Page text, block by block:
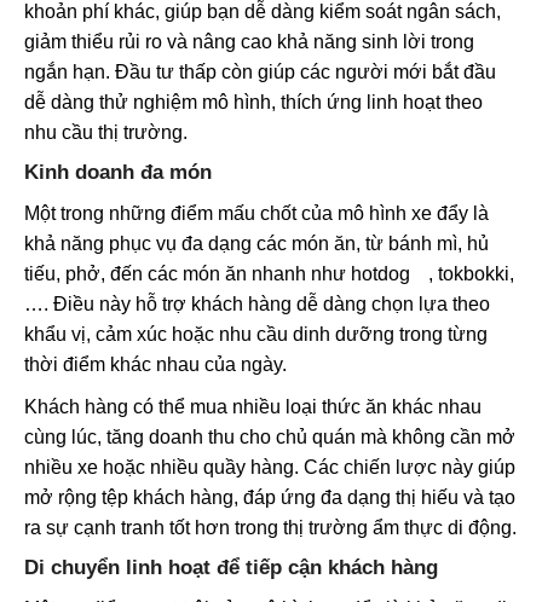
khoản phí khác, giúp bạn dễ dàng kiểm soát ngân sách,
giảm thiểu rủi ro và nâng cao khả năng sinh lời trong
ngắn hạn. Đầu tư thấp còn giúp các người mới bắt đầu
dễ dàng thử nghiệm mô hình, thích ứng linh hoạt theo
nhu cầu thị trường.
Kinh doanh đa món
Một trong những điểm mấu chốt của mô hình xe đẩy là
khả năng phục vụ đa dạng các món ăn, từ bánh mì, hủ
tiếu, phở, đến các món ăn nhanh như hotdog
, tokbokki,
…. Điều này hỗ trợ khách hàng dễ dàng chọn lựa theo
khẩu vị, cảm xúc hoặc nhu cầu dinh dưỡng trong từng
thời điểm khác nhau của ngày.
Khách hàng có thể mua nhiều loại thức ăn khác nhau
cùng lúc, tăng doanh thu cho chủ quán mà không cần mở
nhiều xe hoặc nhiều quầy hàng. Các chiến lược này giúp
mở rộng tệp khách hàng, đáp ứng đa dạng thị hiếu và tạo
ra sự cạnh tranh tốt hơn trong thị trường ẩm thực di động.
Di chuyển linh hoạt để tiếp cận khách hàng